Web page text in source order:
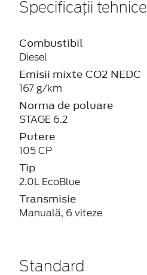
Specificații tehnice
Combustibil
Diesel
Emisii mixte CO2 NEDC
167 g/km
Norma de poluare
STAGE 6.2
Putere
105 CP
Tip
2.0L EcoBlue
Transmisie
Manuală, 6 viteze
Standard